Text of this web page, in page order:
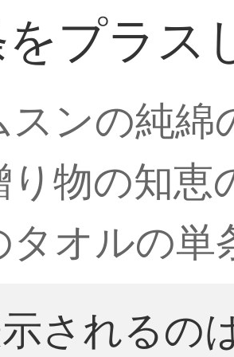
プラス
ンの純
物の知
オルの単
されるの